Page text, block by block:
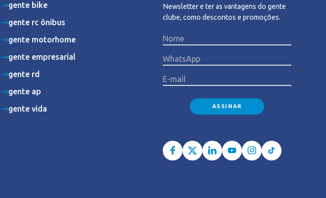
gente bike
gente rc ônibus
gente motorhome
gente empresarial
gente rd
gente ap
gente vida
Newsletter e ter as vantagens do gente
clube, como descontos e promoções.